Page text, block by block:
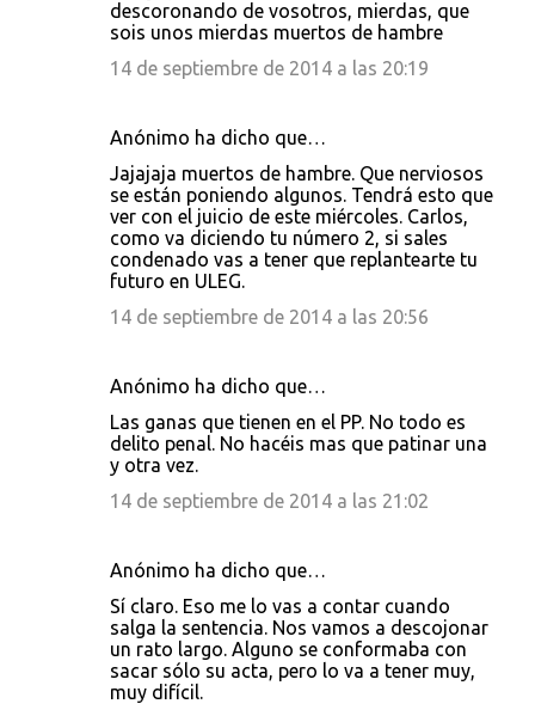
descoronando de vosotros, mierdas, que
sois unos mierdas muertos de hambre
14 de septiembre de 2014 a las 20:19
Anónimo ha dicho que…
Jajajaja muertos de hambre. Que nerviosos
se están poniendo algunos. Tendrá esto que
ver con el juicio de este miércoles. Carlos,
como va diciendo tu número 2, si sales
condenado vas a tener que replantearte tu
futuro en ULEG.
14 de septiembre de 2014 a las 20:56
Anónimo ha dicho que…
Las ganas que tienen en el PP. No todo es
delito penal. No hacéis mas que patinar una
y otra vez.
14 de septiembre de 2014 a las 21:02
Anónimo ha dicho que…
Sí claro. Eso me lo vas a contar cuando
salga la sentencia. Nos vamos a descojonar
un rato largo. Alguno se conformaba con
sacar sólo su acta, pero lo va a tener muy,
muy difícil.